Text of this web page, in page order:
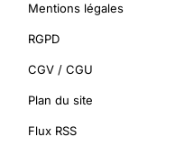
Mentions légales
RGPD
CGV / CGU
Plan du site
Flux RSS